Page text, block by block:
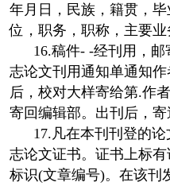
年月日，民族，籍贯，
位，职务，职称，主要业
16.稿件- -经刊用，邮
志论文刊用通知单通知
后，校对大样寄给第.作
寄回编辑部。出刊后，寄
17.凡在本刊刊登的论
志论文证书。证书上标
标识(文章编号)。在该刊